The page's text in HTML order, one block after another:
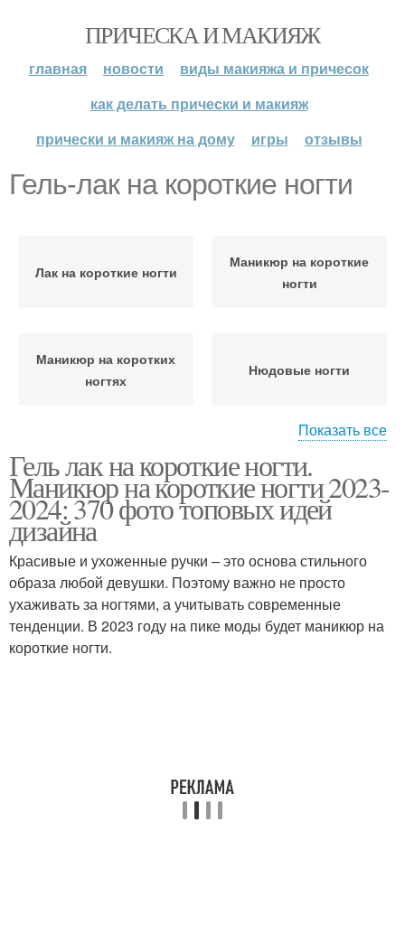
ПРИЧЕСКА И МАКИЯЖ
главная новости
виды макияжа и причесок
как делать прически и макияж
прически и макияж на дому
игры отзывы
Гель-лак на короткие ногти
Лак на короткие ногти
Маникюр на короткие
ногти
Маникюр на коротких
ногтях
Нюдовые ногти
Идеи на короткие ногти Длинные ногти
Практичность на
коротких ногтях
Маникюр на короткую
длину
Форма для коротких
Показать все
Гель лак на короткие ногти.
Маникюр на короткие ногти 2023-
2024: 370 фото топовых идей
дизайна
Красивые и ухоженные ручки – это основа стильного
образа любой девушки. Поэтому важно не просто
ухаживать за ногтями, а учитывать современные
тенденции. В 2023 году на пике моды будет маникюр на
короткие ногти.